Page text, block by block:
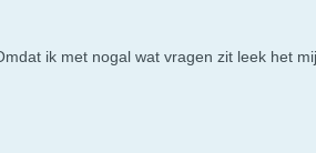
ik met nogal wat vragen zit leek het